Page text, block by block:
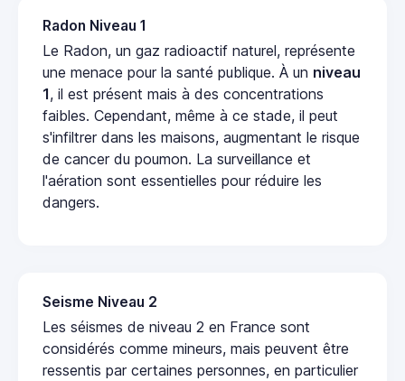
Radon Niveau 1
Le Radon, un gaz radioactif naturel, représente
une menace pour la santé publique. À un niveau
1, il est présent mais à des concentrations
faibles. Cependant, même à ce stade, il peut
s'infiltrer dans les maisons, augmentant le risque
de cancer du poumon. La surveillance et
l'aération sont essentielles pour réduire les
dangers.
Seisme Niveau 2
Les séismes de niveau 2 en France sont
considérés comme mineurs, mais peuvent être
ressentis par certaines personnes, en particulier